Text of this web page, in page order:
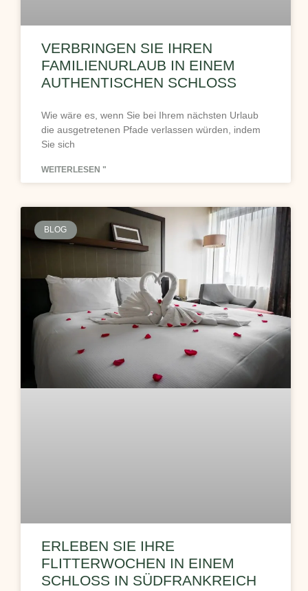
VERBRINGEN SIE IHREN
FAMILIENURLAUB IN EINEM
AUTHENTISCHEN SCHLOSS
Wie wäre es, wenn Sie bei Ihrem nächsten Urlaub
die ausgetretenen Pfade verlassen würden, indem
Sie sich
WEITERLESEN "
BLOG
ERLEBEN SIE IHRE
FLITTERWOCHEN IN EINEM
SCHLOSS IN SÜDFRANKREICH